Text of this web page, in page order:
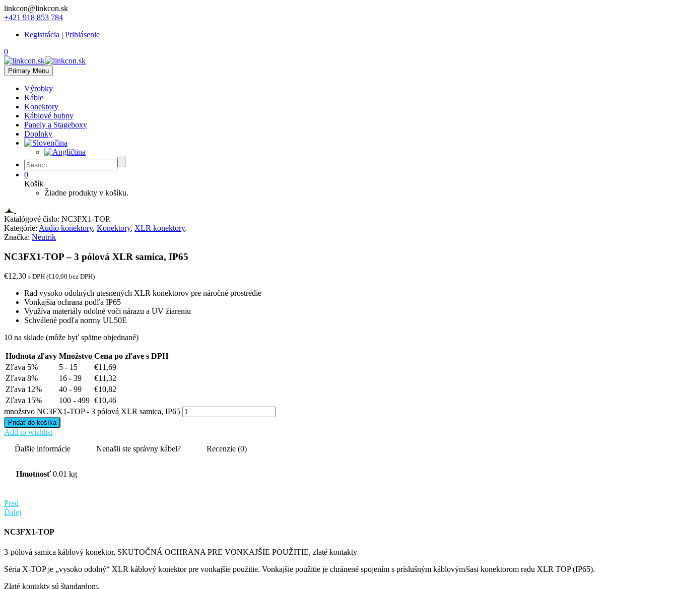
linkcon@linkcon.sk
+421 918 853 784
Registrácia | Prihlásenie
0
Primary Menu
Výrobky
Káble
Konektory
Káblové bubny
Panely a Stageboxy
Doplnky
0
Košík
Žiadne produkty v košíku.
Katalógové číslo: NC3FX1-TOP.
Kategórie: Audio konektory, Konektory, XLR konektory.
Značka: Neutrik
NC3FX1-TOP – 3 pólová XLR samica, IP65
€12,30 s DPH (€10,00 bez DPH)
Rad vysoko odolných utesnených XLR konektorov pre náročné prostredie
Vonkajšia ochrana podľa IP65
Využíva materiály odolné voči nárazu a UV žiareniu
Schválené podľa normy UL50E
10 na sklade (môže byť spätne objednané)
Hodnota zľavy Množstvo Cena po zľave s DPH
Zľava 5%
5 - 15 €11,69
Zľava 8%
16 - 39 €11,32
Zľava 12%
40 - 99 €10,82
Zľava 15%
100 - 499 €10,46
množstvo NC3FX1-TOP - 3 pólová XLR samica, IP65
Pridať do košíka
Add to wishlist
Ďalšie informácie
Nenašli ste správny kábel? Recenzie (0)
Hmotnosť 0.01 kg
Pred
Ďalej
NC3FX1-TOP
3-pólová samica káblový konektor, SKUTOČNÁ OCHRANA PRE VONKAJŠIE POUŽITIE, zlaté kontakty
Séria X-TOP je „vysoko odolný“ XLR káblový konektor pre vonkajšie použitie. Vonkajšie použitie je chránené spojením s príslušným káblovým/šasi konektorom radu XLR TOP (IP65).
Zlaté kontakty sú štandardom.